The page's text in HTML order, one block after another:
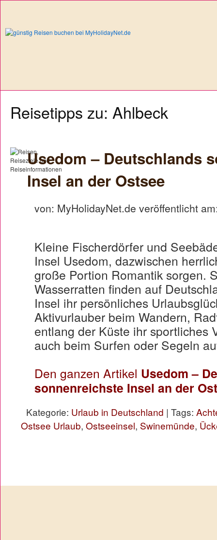
Reisetipps zu: Ahlbeck
Usedom – Deutschlands
Insel an der Ostsee
von: MyHolidayNet.de veröffentlicht
Kleine Fischerdörfer und
Insel Usedom, dazwischen
große Portion Romantik sorgen.
Wasserratten finden auf
Insel ihr persönliches
Aktivurlauber beim Wandern,
entlang der Küste ihr sportliches
auch beim Surfen oder Segeln
Den ganzen Artikel Usedom –
sonnenreichste Insel an der
Kategorie: Urlaub in Deutschland | Tags:
Ostsee Urlaub, Ostseeinsel, Swinemünde,